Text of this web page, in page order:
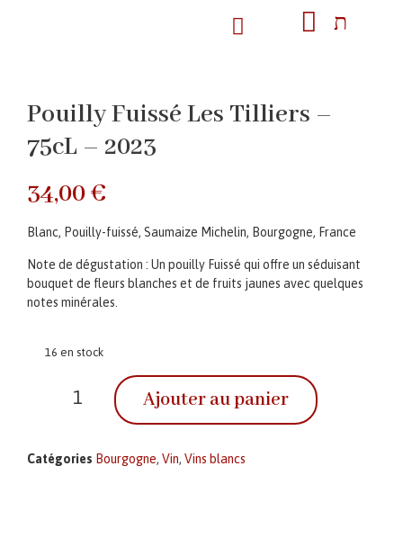
Pouilly Fuissé Les Tilliers –
75cL – 2023
34,00€
Blanc, Pouilly-fuissé, Saumaize Michelin, Bourgogne, France
Note de dégustation : Un pouilly Fuissé qui offre un séduisant
bouquet de fleurs blanches et de fruits jaunes avec quelques
notes minérales.
16 en stock
Ajouter au panier
Catégories Bourgogne, Vin, Vins blancs